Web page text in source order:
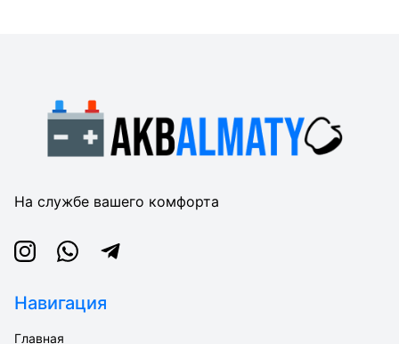
На службе вашего комфорта
InstagramWhatsappTelegram
Навигация
Главная